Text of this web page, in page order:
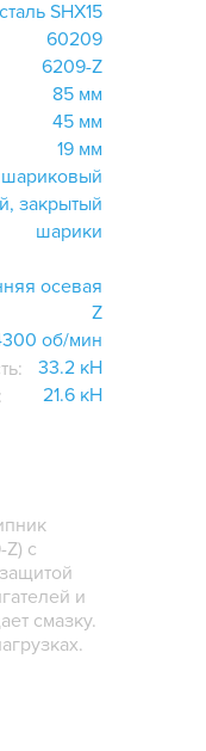
сталь SHX15
60209
6209-Z
85 мм
45 мм
19 мм
шариковый
закрытый
шарики
осевая
Z
об/мин
33.2 кН
21.6 кН
с
и
смазку.